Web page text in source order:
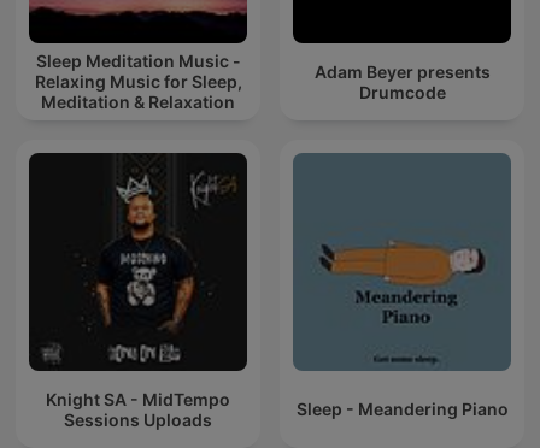
Sleep Meditation Music -
Relaxing Music for Sleep,
Meditation & Relaxation
Adam Beyer presents
Drumcode
Knight SA - MidTempo
Sessions Uploads
Sleep - Meandering Piano